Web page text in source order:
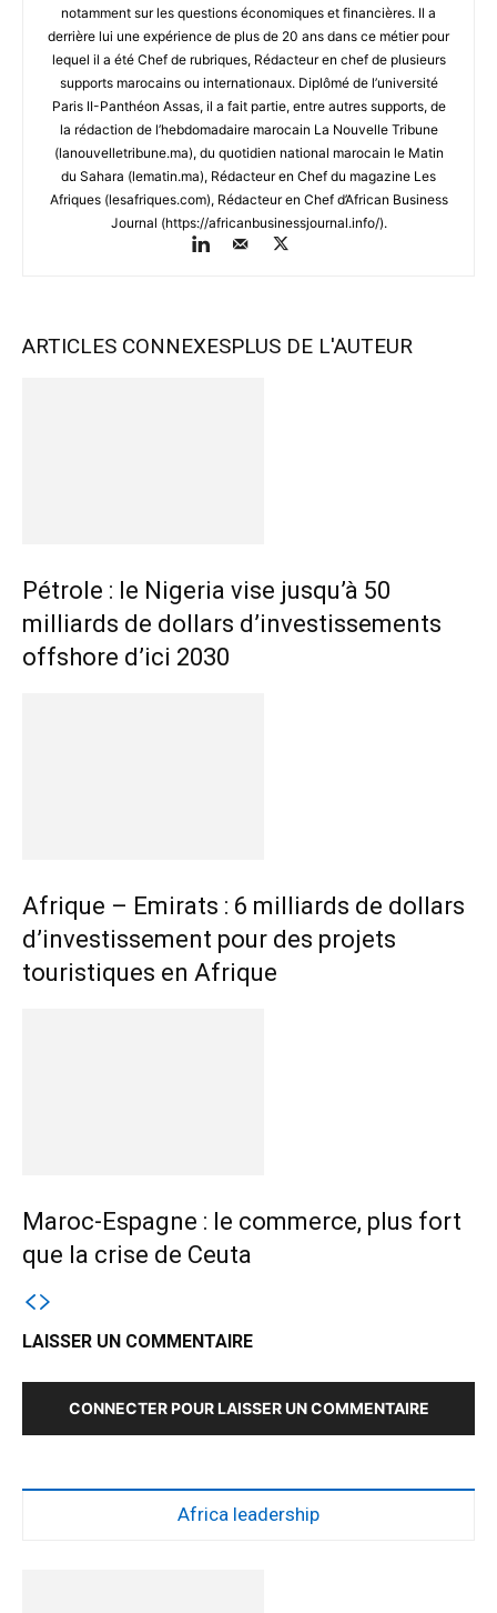
notamment sur les questions économiques et financières. Il a
derrière lui une expérience de plus de 20 ans dans ce métier pour
lequel il a été Chef de rubriques, Rédacteur en chef de plusieurs
supports marocains ou internationaux. Diplômé de l’université
Paris II-Panthéon Assas, il a fait partie, entre autres supports, de
la rédaction de l’hebdomadaire marocain La Nouvelle Tribune
(lanouvelletribune.ma), du quotidien national marocain le Matin
du Sahara (lematin.ma), Rédacteur en Chef du magazine Les
Afriques (lesafriques.com), Rédacteur en Chef d’African Business
Journal (https://africanbusinessjournal.info/).
ARTICLES CONNEXESPLUS DE L'AUTEUR
Pétrole : le Nigeria vise jusqu’à 50
milliards de dollars d’investissements
offshore d’ici 2030
Afrique – Emirats : 6 milliards de dollars
d’investissement pour des projets
touristiques en Afrique
Maroc-Espagne : le commerce, plus fort
que la crise de Ceuta
LAISSER UN COMMENTAIRE
CONNECTER POUR LAISSER UN COMMENTAIRE
Africa leadership